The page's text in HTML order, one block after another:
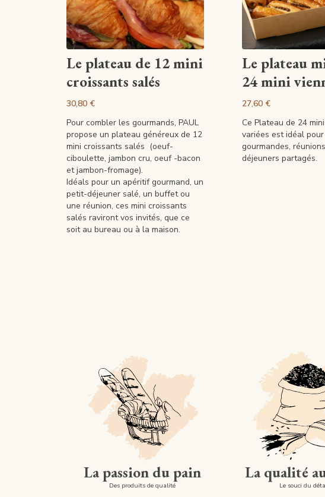
Voir la fiche
Le plateau de 12 mini
croissants salés
30,80 €
Pour combler les gourmands, PAUL
propose un plateau généreux de 12
mini croissants salés (oeuf-
ciboulette, jambon cru, oeuf -bacon
et jambon-fromage).
Idéals pour un apéritif gourmand, un
petit-déjeuner salé, un buffet ou
une réunion, ces mini croissants
salés raviront vos invités, que ce
soit au bureau ou à la maison.
Voir la
Le plateau
24 mini
27,60 €
Ce Plateau de 24
variées est idéal
gourmandes,
déjeuners partagés.
La passion du pain
Des produits de qualité
La qualité
Le souci du